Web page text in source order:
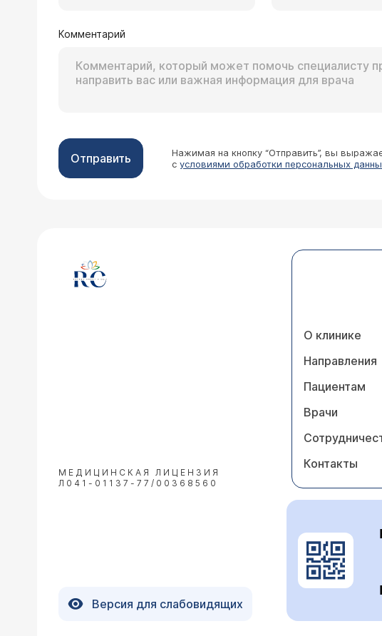
Комментарий
Отправить
Нажимая на кнопку “Отправить”, вы
с условиями обработки персональных
МЕДИЦИНСКАЯ ЛИЦЕНЗИЯ
Л041-01137-77/00368560
О клинике
Направления
Пациентам
Врачи
Контакты
Версия для слабовидящих